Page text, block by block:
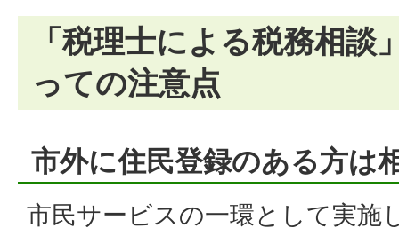
「税理士による税務相談
っての注意点
市外に住民登録のある方は
市民サービスの一環として実施